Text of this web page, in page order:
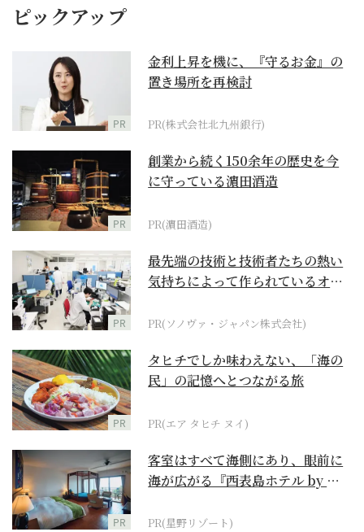
ピックアップ
PR
金利上昇を機に、『守るお金』の
置き場所を再検討
PR(株式会社北九州銀行)
PR
創業から続く150余年の歴史を今
に守っている濵田酒造
PR(濵田酒造)
PR
最先端の技術と技術者たちの熱い
気持ちによって作られているオー
PR(ソノヴァ・ジャパン株式会社)
PR
タヒチでしか味わえない、「海の
民」の記憶へとつながる旅
PR(エア タヒチ ヌイ)
PR
客室はすべて海側にあり、眼前に
海が広がる『西表島ホテル by 星
PR(星野リゾート)